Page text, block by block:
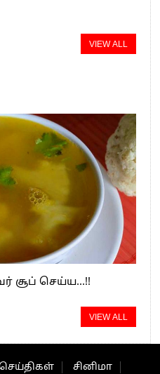
VIEW ALL
சூப் செய்ய…!!
VIEW ALL
சினிமா